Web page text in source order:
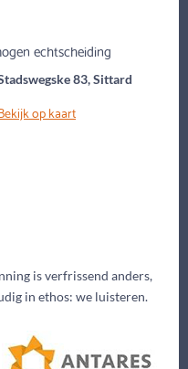
83, Sittard
op kaart
is verfrissend anders,
in ethos: we luisteren.
echtscheiding